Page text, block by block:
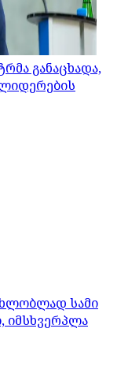
განაცხადა,
სამი
იმსხვერპლა